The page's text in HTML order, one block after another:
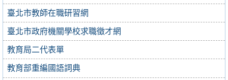
臺北市教師在職研習網
臺北市政府機關學校求職徵才網
教育局二代表單
教育部重編國語詞典